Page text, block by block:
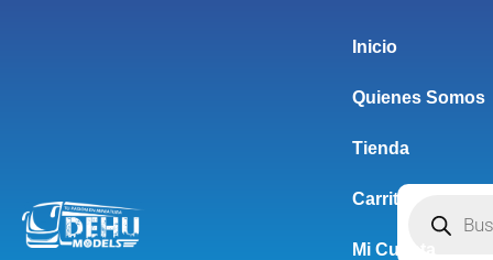
Inicio
Quienes Somos
Tienda
Carrito
Mi Cuenta